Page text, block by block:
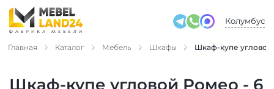
Колумбус
Главная Каталог Мебель Шкафы Шкаф-купе
Шкаф-купе угловой Ромео - 6